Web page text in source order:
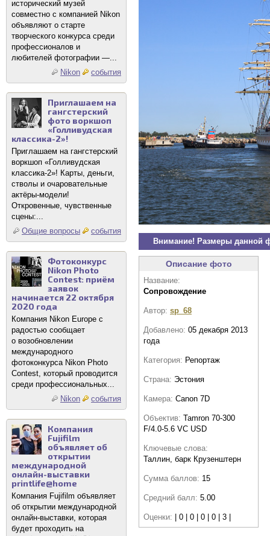
исторический музей
совместно с компанией Nikon
объявляют о старте
творческого конкурса среди
профессионалов и
любителей фотографии —...
Nikon
события
Приглашаем на
гангстерский
фото воркшоп
«Голливудская
классика-2»!
Приглашаем на гангстерский
воркшоп «Голливудская
классика-2»! Карты, деньги,
стволы и очаровательные
актёры-модели!
Откровенные, чувственные
сцены:...
Общие вопросы
события
Фотоконкурс
Nikon Photo
Contest: приём
заявок
начинается 22 октября
2020 года
Компания Nikon Europe с
радостью сообщает
о возобновлении
международного
фотоконкурса Nikon Photo
Contest, который проводится
среди профессиональных...
Nikon
события
Компания
Fujifilm
объявляет об
открытии
международной
онлайн-выставки
printlife@home
Компания Fujifilm объявляет
об открытии международной
онлайн-выставки, которая
будет проходить на
Внимание! Размеры данной
Описание фото
Название:
Сопровождение
Автор: sp_68
Добавлено: 05 декабря 2013
года
Категория: Репортаж
Страна: Эстония
Камера: Canon 7D
Объектив: Tamron 70-300
F/4.0-5.6 VC USD
Ключевые слова:
Таллин, барк Крузенштерн
Сумма баллов: 15
Средний балл: 5.00
Оценки: | 0 | 0 | 0 | 0 | 3 |